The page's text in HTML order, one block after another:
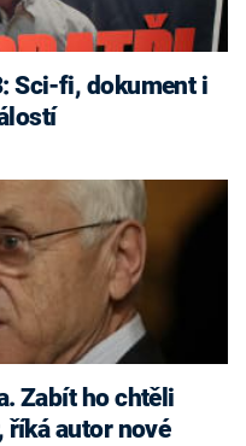
Sci-fi, dokument i
Zabít ho chtěli
říká autor nové